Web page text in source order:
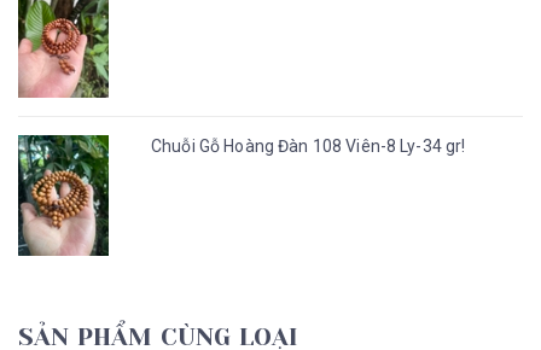
Chuỗi Gỗ Hoàng Đàn 108 Viên-8 Ly-34 gr!
SẢN PHẨM CÙNG LOẠI